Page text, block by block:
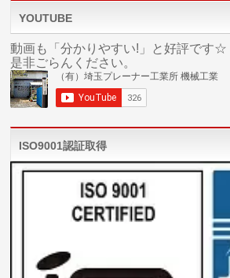
YOUTUBE
動画も「分かりやすい!」と好評です☆
是非ごらんください。
ISO9001認証取得